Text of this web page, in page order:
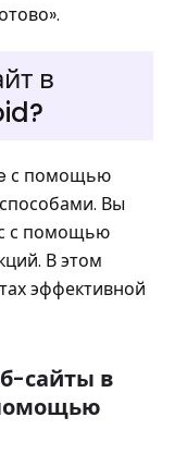
в
с помощью
Вы
с помощью
В этом
эффективной
сайты в